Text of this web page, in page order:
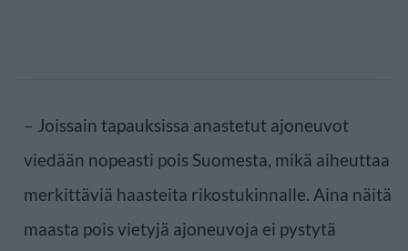
– Joissain tapauksissa anastetut ajoneuvot
viedään nopeasti pois Suomesta, mikä aiheuttaa
merkittäviä haasteita rikostukinnalle. Aina näitä
maasta pois vietyjä ajoneuvoja ei pystytä